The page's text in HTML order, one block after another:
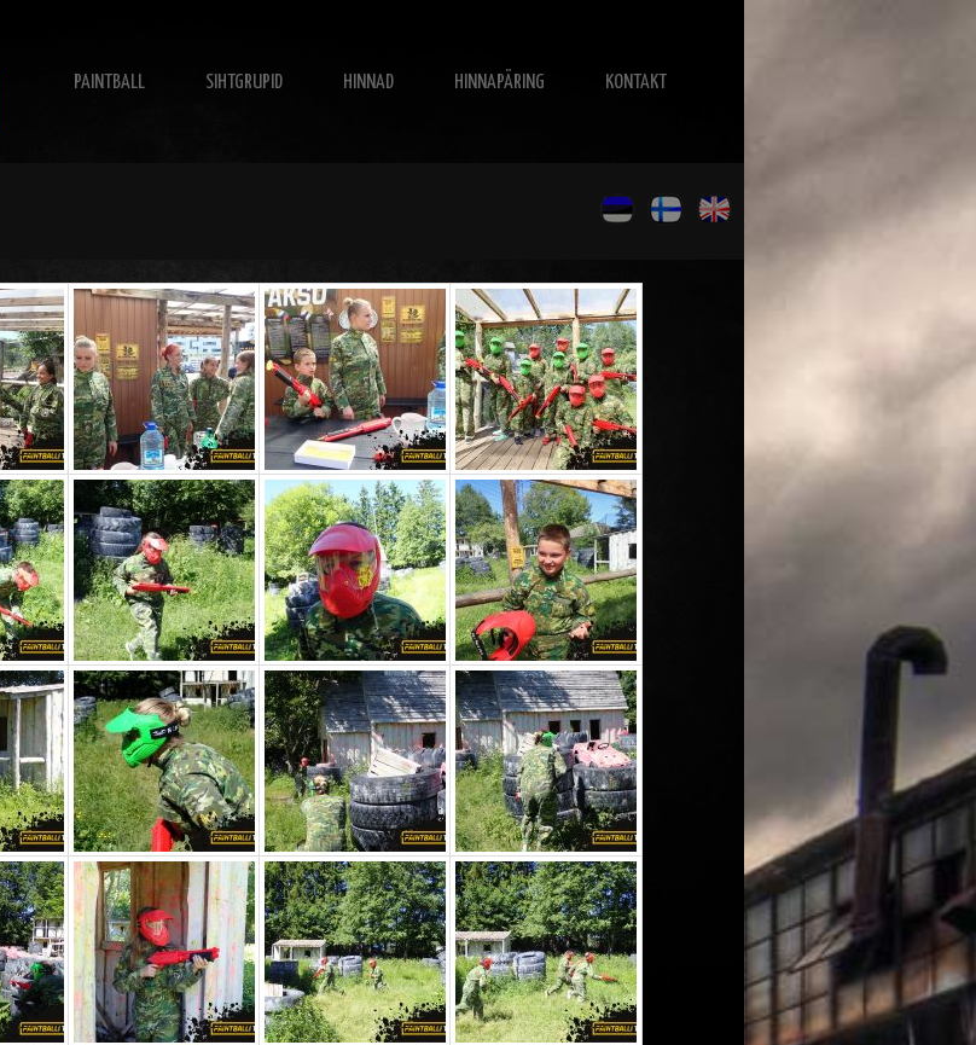
PAINTBALL SIHTGRUPID HINNAD HINNAPÄRING KONTAKT